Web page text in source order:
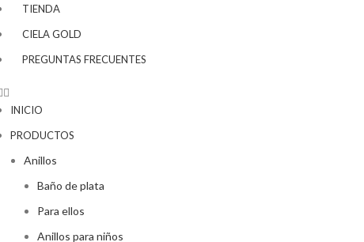
TIENDA
CIELA GOLD
PREGUNTAS FRECUENTES
INICIO
PRODUCTOS
Anillos
Baño de plata
Para ellos
Anillos para niños